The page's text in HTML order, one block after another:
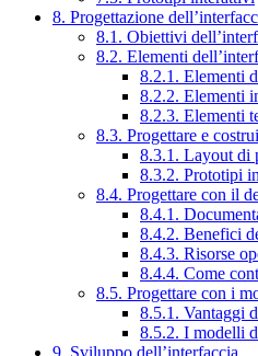
8. Progettazione
8.1. Obiettivi
8.2. Elementi
8.2.1. Elementi
8.2.2. Elementi
8.2.3. Elementi
8.3. Progettare e
8.3.1. Layout di
8.3.2. Prototipi
8.4. Progettare con il
8.4.1.
8.4.2. Benefici
8.4.3. Risorse
8.4.4. Come
8.5. Progettare con i
8.5.1. Vantaggi
8.5.2. I modelli
9. Sviluppo dell’interfaccia